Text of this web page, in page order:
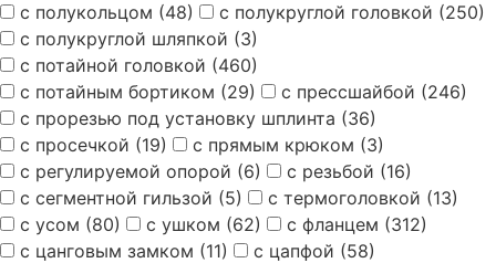
с полукольцом (48) с полукруглой головкой (250)
с полукруглой шляпкой (3)
с потайной головкой (460)
с потайным бортиком (29) с прессшайбой (246)
с прорезью под установку шплинта (36)
с просечкой (19) с прямым крюком (3)
с регулируемой опорой (6) с резьбой (16)
с сегментной гильзой (5) с термоголовкой (13)
с усом (80) с ушком (62) с фланцем (312)
с цанговым замком (11) с цапфой (58)